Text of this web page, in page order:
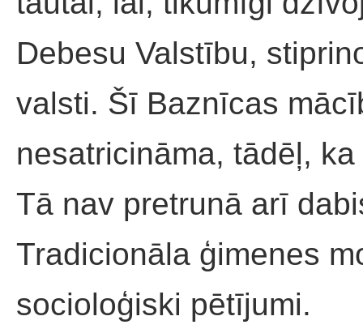
Debesu Valstību,
valsti. Šī Baznīcas
nesatricināma, tādēļ,
Tā nav pretrunā arī
Tradicionāla ģimenes
socioloģiski pētījumi.